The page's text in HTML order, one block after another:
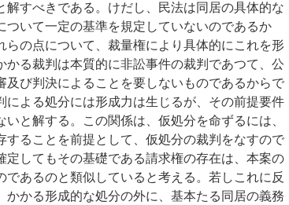
解すべきである。けだし、民法は同居の具体的な
ついて一定の基準を規定していないのであるか
らの点について、裁量権により具体的にこれを形
かる裁判は本質的に非訟事件の裁判であつて、公
及び判決によることを要しないものであるからで
による処分には形成力は生じるが、その前提要件
いと解する。この関係は、仮処分を命ずるには、
することを前提として、仮処分の裁判をなすので
定してもその基礎である請求権の存在は、本案の
であるのと類似していると考える。若しこれに反
かかる形成的な処分の外に、基本たる同居の義務